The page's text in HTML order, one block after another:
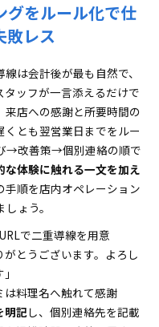
グをルール化で仕
敗レス
は会計後が最も自然で、
タッフが一言添えるだけで
店への感謝と所要時間の
とも翌営業日までをルー
→改善策→個別連絡の順で
体験に触れる一文を加え
手順を店内オペレーション
ょう。
で二重導線を用意
がとうございます。よろし
は料理名へ触れて感謝
明記し、個別連絡先を記載